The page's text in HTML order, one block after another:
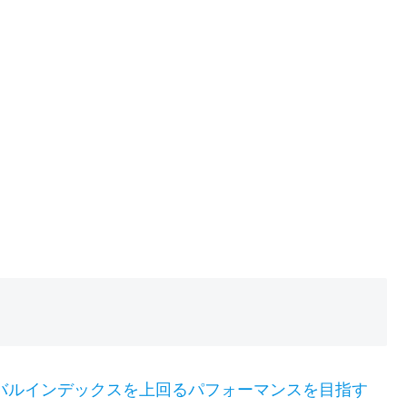
インデックスを上回るパフォーマンスを目指す